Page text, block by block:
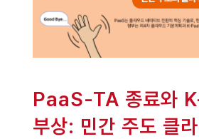
PaaS-TA 종료와
부상: 민간 주도 클